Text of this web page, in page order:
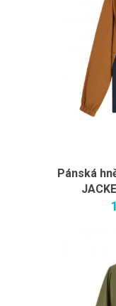
Pánská